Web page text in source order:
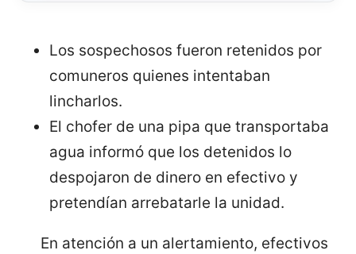
Los sospechosos fueron retenidos por
comuneros quienes intentaban
lincharlos.
El chofer de una pipa que transportaba
agua informó que los detenidos lo
despojaron de dinero en efectivo y
pretendían arrebatarle la unidad.
En atención a un alertamiento, efectivos